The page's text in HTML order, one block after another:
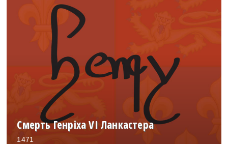
Смерть Генріха VI Ланкастера
1471